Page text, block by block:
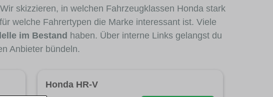
skizzieren, in welchen Fahrzeugklassen Honda stark
welche Fahrertypen die Marke interessant ist. Viele
im Bestand haben. Über interne Links gelangst du
Anbieter bündeln.
Honda HR-V